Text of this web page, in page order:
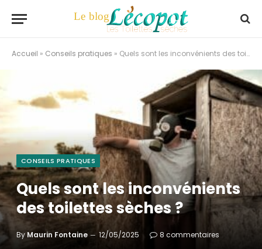
Accueil » Conseils pratiques » Quels sont les inconvénients des toilettes sèches ?
CONSEILS PRATIQUES
Quels sont les inconvénients
des toilettes sèches ?
By Maurin Fontaine 12/05/2025 8 commentaires